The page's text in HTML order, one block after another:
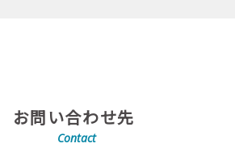
お問い合わせ先
Contact